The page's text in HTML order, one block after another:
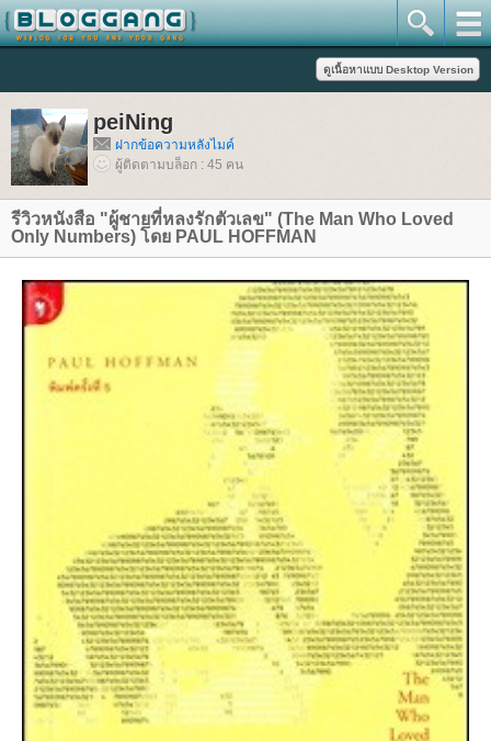
peiNing
ฝากข้อความหลังไมค์
ผู้ติดตามบล็อก : 45 คน
รีวิวหนังสือ "ผู้ชายที่หลงรักตัวเลข" (The Man Who Loved
Only Numbers) โดย PAUL HOFFMAN